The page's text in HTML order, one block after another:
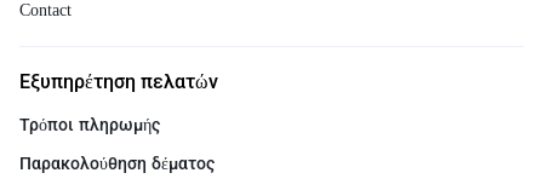
Contact
Εξυπηρέτηση πελατών
Τρόποι πληρωμής
Παρακολούθηση δέματος